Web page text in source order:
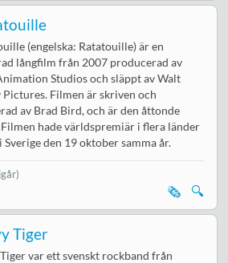
(engelska: Ratatouille) är en
långfilm från 2007 producerad av
Studios och släppt av Walt
Pictures. Filmen är skriven och
av Brad Bird, och är den åttonde
hade världspremiär i flera länder
den 19 oktober samma år.
🔍
🗞️
Tiger
var ett svenskt rockband från